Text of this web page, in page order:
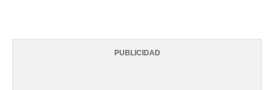
PUBLICIDAD